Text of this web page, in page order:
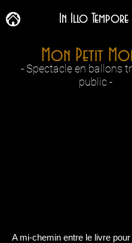
In Illo Tempore
Mon Petit
- Spectacleen ballons
public -
​A mi-chemin entre le livre